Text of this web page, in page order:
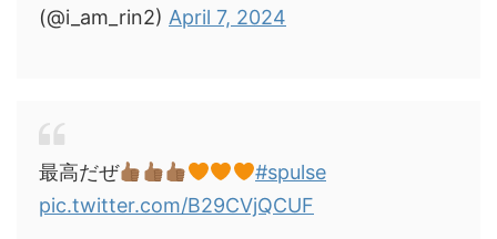
(@i_am_rin2) April 7, 2024
最高だぜ
#spulse
pic.twitter.com/B29CVjQCUF